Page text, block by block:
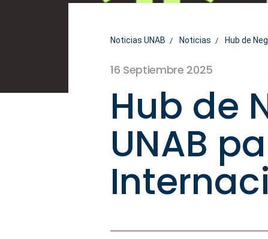
Noticias UNAB Noticias Hub de
16 Septiembre 2025
Hub de
UNAB